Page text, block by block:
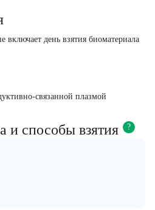
включает день взятия биоматериала
связанной плазмой
и способы взятия ?